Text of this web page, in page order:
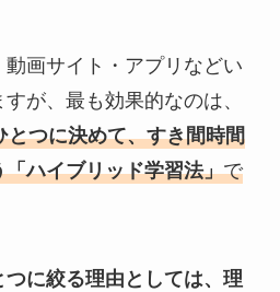
画サイト・アプリなどい
が、最も効果的なのは、
とつに決めて、すき間時間
ハイブリッド学習法」で
に絞る理由としては、理